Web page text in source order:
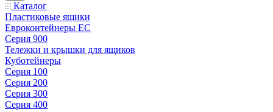
Каталог
Пластиковые ящики
Евроконтейнеры ЕС
Серия 900
Тележки и крышки для ящиков
Куботейнеры
Серия 100
Серия 200
Серия 300
Серия 400